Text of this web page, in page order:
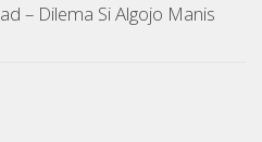
– Dilema Si Algojo Manis